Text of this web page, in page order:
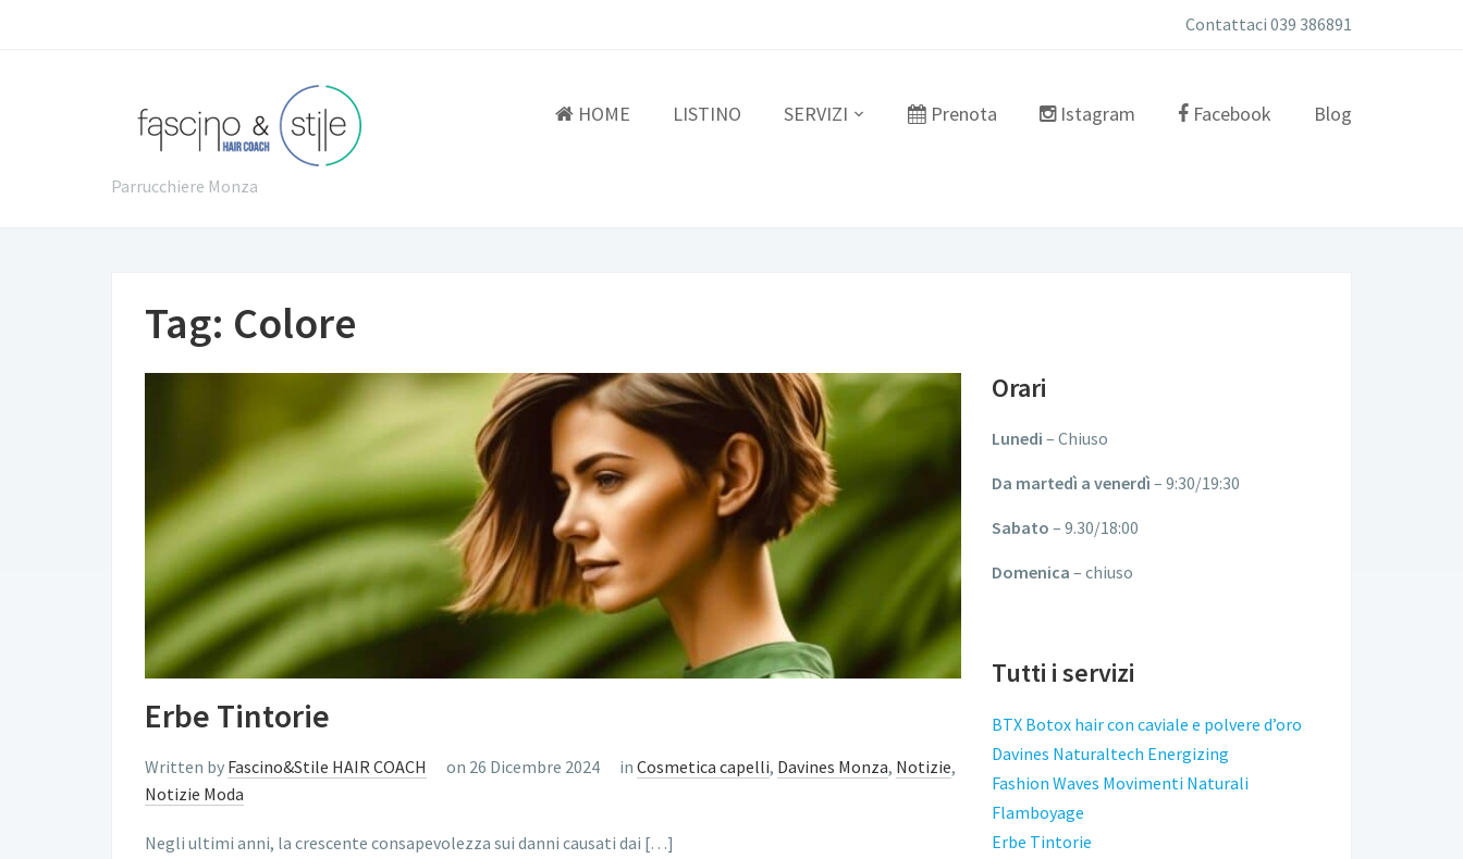
Contattaci 039 386891
Parrucchiere Monza
HOME LISTINO SERVIZI Prenota Istagram Facebook Blog
Tag: Colore
Erbe Tintorie
Written by Fascino&Stile HAIR COACH on 26 Dicembre 2024 in Cosmetica capelli, Davines Monza, Notizie,
Notizie Moda
Negli ultimi anni, la crescente consapevolezza sui danni causati dai […]
Orari
Lunedi – Chiuso
Da martedì a venerdì – 9:30/19:30
Sabato – 9.30/18:00
Domenica – chiuso
Tutti i servizi
BTX Botox hair con caviale e polvere d’oro
Davines Naturaltech Energizing
Fashion Waves Movimenti Naturali
Flamboyage
Erbe Tintorie